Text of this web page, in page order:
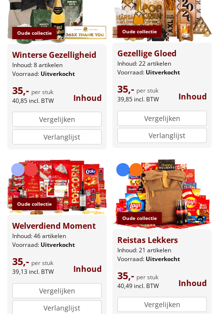
Oude collectie
Winterse Gezelligheid
Inhoud: 8 artikelen
Voorraad: Uitverkocht
35,- per stuk
40,85 incl. BTW Inhoud
Vergelijken
Verlanglijst
Oude collectie
Gezellige Gloed
Inhoud: 22 artikelen
Voorraad: Uitverkocht
35,- per stuk
39,85 incl. BTW Inhoud
Vergelijken
Verlanglijst
Oude collectie
Welverdiend Moment
Inhoud: 46 artikelen
Voorraad: Uitverkocht
35,- per stuk
39,13 incl. BTW Inhoud
Vergelijken
Verlanglijst
Oude collectie
Reistas Lekkers
Inhoud: 21 artikelen
Voorraad: Uitverkocht
35,- per stuk
40,49 incl. BTW Inhoud
Vergelijken